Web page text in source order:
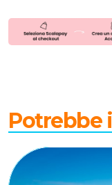
Potrebbe